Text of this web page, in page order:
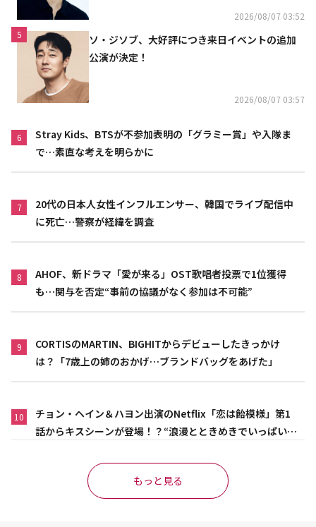
2026/08/07 03:52
5
ソ・ジソブ、大好評につき来日イベントの追加
公演が決定！
2026/08/07 03:57
6
Stray Kids、BTSが不参加表明の「グラミー賞」や入隊ま
で…素直な考えを明らかに
7
20代の日本人女性インフルエンサー、韓国でライブ配信中
に死亡…警察が経緯を調査
8
AHOF、新ドラマ「愛が来る」OST歌唱者投票で1位獲得
も…関与を否定“事前の協議がなく参加は不可能”
9
CORTISのMARTIN、BIGHITからデビューしたきっかけ
は？「7歳上の姉のおかげ…ブランドバッグをあげた」
10
チョン・ヘイン＆ハヨン出演のNetflix「恋は飴模様」第1
話からキスシーンが登場！？“浪漫とときめきでいっぱいの
もっと見る